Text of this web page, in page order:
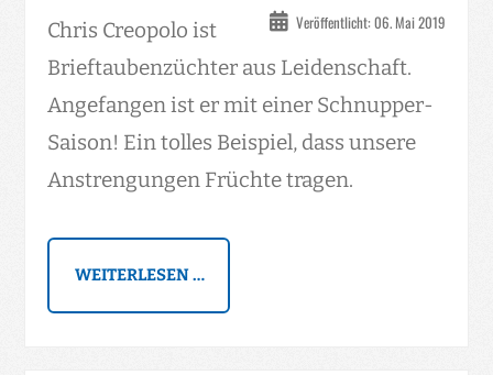
Veröffentlicht: 06. Mai 2019
Chris Creopolo ist
Brieftaubenzüchter aus Leidenschaft.
Angefangen ist er mit einer Schnupper-
Saison! Ein tolles Beispiel, dass unsere
Anstrengungen Früchte tragen.
WEITERLESEN …